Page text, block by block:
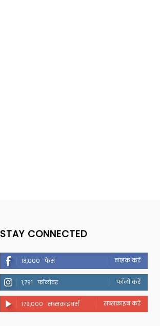
STAY CONNECTED
18,000 फैंस लाइक करें
1,791 फॉलोवर फॉलो करें
179,000 सब्सक्राइबर्स सब्सक्राइब करें